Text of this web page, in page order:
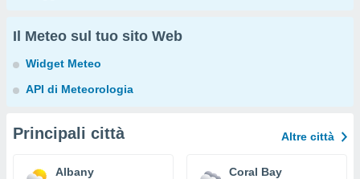
Il Meteo sul tuo sito Web
Widget Meteo
API di Meteorologia
Principali città Altre città
Albany Coral Bay